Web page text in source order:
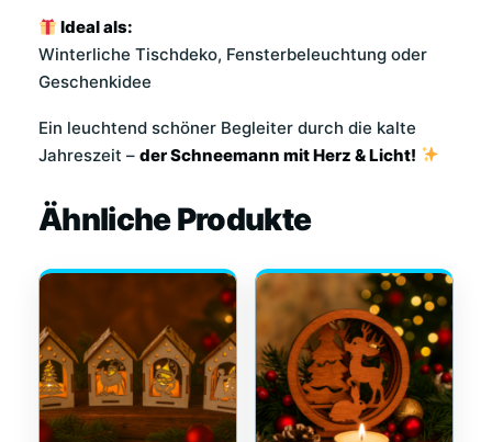
Ideal als:
Winterliche Tischdeko, Fensterbeleuchtung oder
Geschenkidee
Ein leuchtend schöner Begleiter durch die kalte
Jahreszeit – der Schneemann mit Herz & Licht!
Ähnliche Produkte